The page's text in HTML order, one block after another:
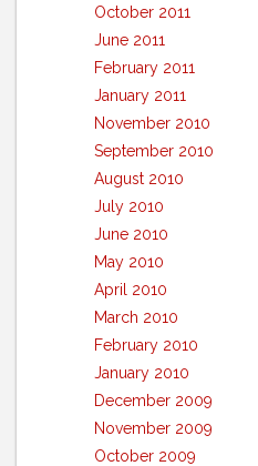
October 2011
June 2011
February 2011
January 2011
November 2010
September 2010
August 2010
July 2010
June 2010
May 2010
April 2010
March 2010
February 2010
January 2010
December 2009
November 2009
October 2009